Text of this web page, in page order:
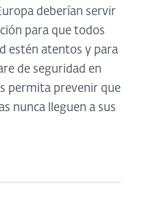
deberían servir
para que todos
estén atentos y para
de seguridad en
permita prevenir que
nunca lleguen a sus